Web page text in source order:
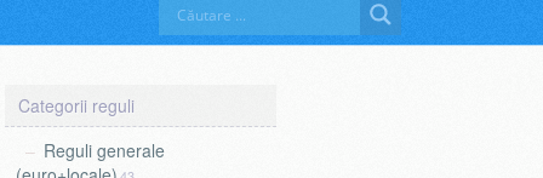
Reguli generale